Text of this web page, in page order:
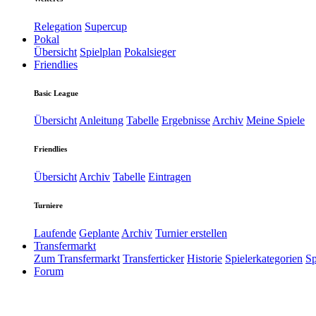
Relegation Supercup
Pokal
Übersicht Spielplan Pokalsieger
Friendlies
Basic League
ÜbersichtAnleitung Tabelle ErgebnisseArchiv Meine Spiele
Friendlies
ÜbersichtArchiv Tabelle Eintragen
Turniere
Laufende Geplante Archiv Turnier erstellen
Transfermarkt
Zum Transfermarkt Transferticker Historie Spielerkategorien
Forum